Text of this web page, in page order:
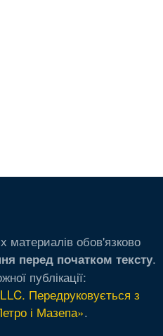
материалів обов'язково
перед початком тексту.
публікації:
Передруковується з
і Мазепа».